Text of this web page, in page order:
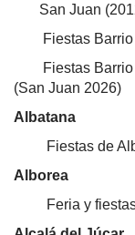
San Juan
Fiestas
Fiestas
(San Juan 2026)
Albatana
Fiestas de
Alborea
Feria y